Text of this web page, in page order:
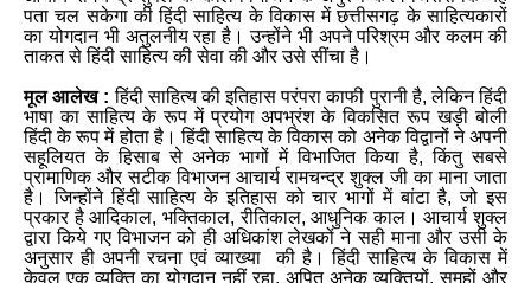
पता चल सकेगा की हिंदी साहित्य के विकास में छत्तीसगढ़ के साहित्यकारों
का योगदान भी अतुलनीय रहा है। उन्होंने भी अपने परिश्रम और कलम की
ताकत से हिंदी साहित्य की सेवा की और उसे सींचा है।
मूल आलेख : हिंदी साहित्य कीइतिहास परंपरा काफी पुरानी है, लेकिन हिंदी
भाषा का साहित्य के रूप में प्रयोग अपभ्रंश के विकसित रूप खड़ी बोली
हिंदी के रूप में होता है। हिंदी साहित्य के विकास को अनेक विद्वानों ने अपनी
सहूलियत के हिसाब से अनेक भागों में विभाजित किया है, किंतु सबसे
प्रामाणिक और सटीक विभाजन आचार्य रामचन्द्र शुक्ल जी का माना जाता
है। जिन्होंने हिंदी साहित्य के इतिहास को चार भागों में बांटा है, जो इस
प्रकार है आदिकाल, भक्तिकाल, रीतिकाल, आधुनिक काल। आचार्य शुक्ल
द्वारा किये गए विभाजन को ही अधिकांश लेखकों ने सही माना और उसी के
अनुसार ही अपनी रचना एवं व्याख्या की है। हिंदी साहित्य के विकास में
केवल एक व्यक्ति का योगदान नहीं रहा, अपितु अनेक व्यक्तियों, समूहों और